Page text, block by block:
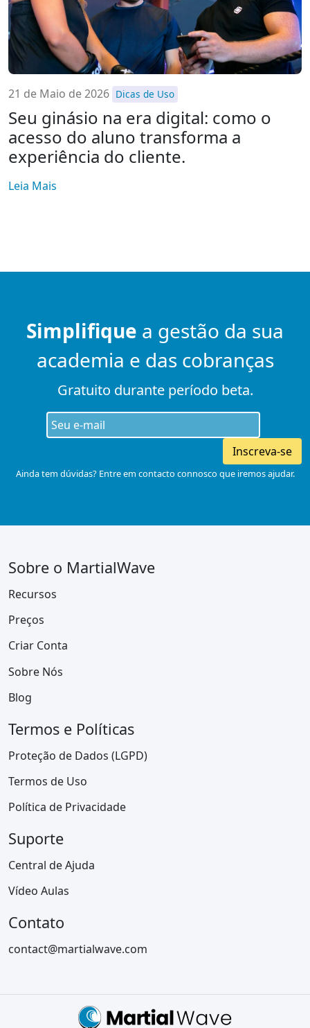
21 de Maio de 2026 Dicas de Uso
Seu ginásio na era digital: como o
acesso do aluno transforma a
experiência do cliente.
Leia Mais
Simplifique a gestão da sua
academia e das cobranças
Gratuito durante período beta.
Inscreva-se
Ainda tem dúvidas? Entre em contacto connosco que iremos ajudar.
Sobre o MartialWave
Recursos
Preços
Criar Conta
Sobre Nós
Blog
Termos e Políticas
Proteção de Dados (LGPD)
Termos de Uso
Política de Privacidade
Suporte
Central de Ajuda
Vídeo Aulas
Contato
contact@martialwave.com